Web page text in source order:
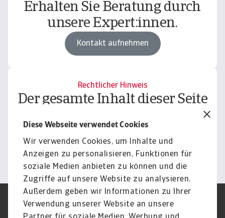
Diese Webseite verwendet Cookies
Wir verwenden Cookies, um Inhalte und
Anzeigen zu personalisieren, Funktionen für
soziale Medien anbieten zu können und die
Zugriffe auf unsere Website zu analysieren.
Außerdem geben wir Informationen zu Ihrer
Verwendung unserer Website an unsere
Erhalten Sie Beratung durch
unsere Expert:innen.
Kontakt aufnehmen
Rechtlicher Hinweis
Der gesamte Inhalt dieser Seite
Haftungsausschluss.
Informieren
Impressum
Legal Notice
Datenschutz
Speak Up channels